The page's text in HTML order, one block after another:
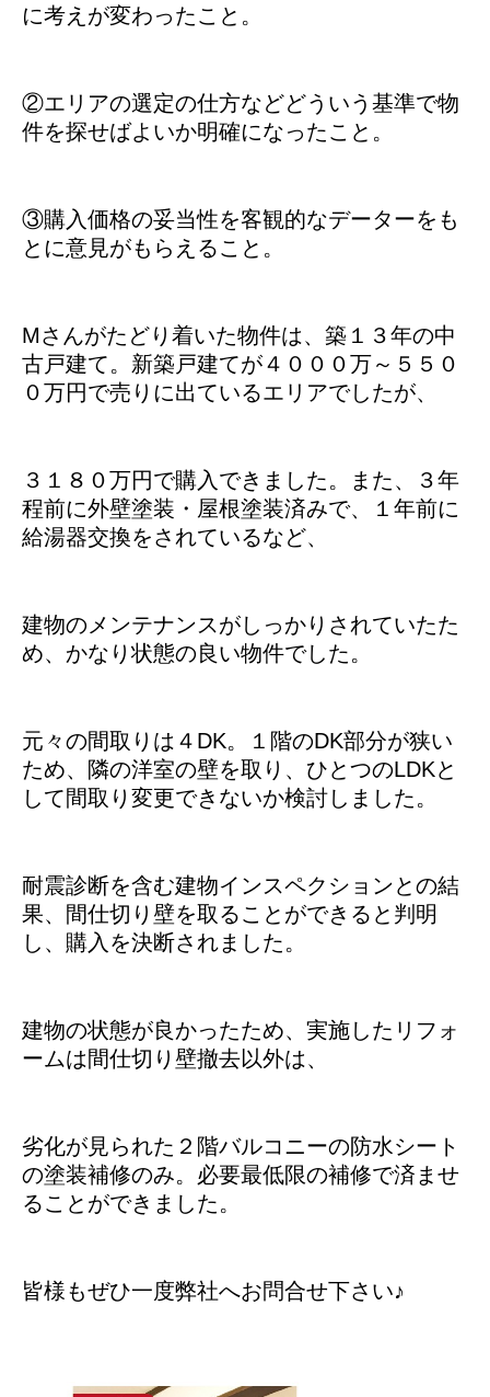
に考えが変わったこと。
②エリアの選定の仕方などどういう基準で物
件を探せばよいか明確になったこと。
③購入価格の妥当性を客観的なデーターをも
とに意見がもらえること。
Mさんがたどり着いた物件は、築１３年の中
古戸建て。新築戸建てが４０００万～５５０
０万円で売りに出ているエリアでしたが、
３１８０万円で購入できました。また、３年
程前に外壁塗装・屋根塗装済みで、１年前に
給湯器交換をされているなど、
建物のメンテナンスがしっかりされていたた
め、かなり状態の良い物件でした。
元々の間取りは４DK。１階のDK部分が狭い
ため、隣の洋室の壁を取り、ひとつのLDKと
して間取り変更できないか検討しました。
耐震診断を含む建物インスペクションとの結
果、間仕切り壁を取ることができると判明
し、購入を決断されました。
建物の状態が良かったため、実施したリフォ
ームは間仕切り壁撤去以外は、
劣化が見られた２階バルコニーの防水シート
の塗装補修のみ。必要最低限の補修で済ませ
ることができました。
皆様もぜひ一度弊社へお問合せ下さい♪